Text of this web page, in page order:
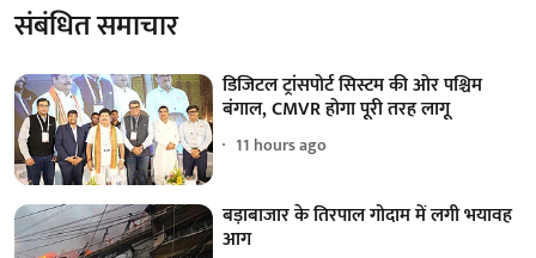
संबंधित समाचार
डिजिटल ट्रांसपोर्ट सिस्टम की ओर पश्चिम
बंगाल, CMVR होगा पूरी तरह लागू
11 hours ago
बड़ाबाजार के तिरपाल गोदाम में लगी भयावह
आग